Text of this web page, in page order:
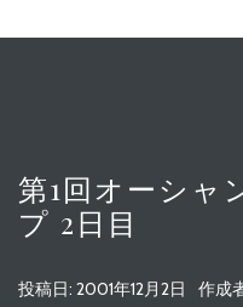
第1回オーシャ
プ 2日目
投稿日: 2001年12月2日 作成